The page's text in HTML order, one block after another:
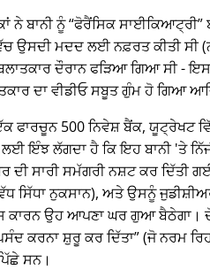
ਨੇ ਬਾਨੀ ਨੂੰ ਫੋਰੈਂਸਿਕ ਸਾਈਕਿਆਟ੍ਰੀ
ਉਸਦੀ ਮਦਦ ਲਈ ਨਫ਼ਰਤ ਕੀਤੀ ਸੀ
ਦੌਰਾਨ ਫੜਿਆ ਗਿਆ ਸੀ -
ਦਾ ਵੀਡੀਓ ਸਬੂਤ ਗੁੰਮ ਹੋ ਗਿਆ
ਫਾਰਚੂਨ 500 ਨਿਵੇਸ਼ ਬੈਂਕ, ਯੂਟ੍ਰੇਖਟ
ਲਈ ਇੰਝ ਲੱਗਦਾ ਹੈ ਕਿ ਇਹ ਬਾਨੀ 'ਤੇ
ਸਾਰੀ ਸਮੱਗਰੀ ਨਸ਼ਟ ਕਰ ਦਿੱਤੀ
ਸਿੱਧਾ ਨੁਕਸਾਨ), ਅਤੇ ਉਸਨੂੰ
ਕਾਰਨ ਉਹ ਆਪਣਾ ਘਰ ਗੁਆ ਬੈਠੇਗਾ।
ਕਰਨਾ ਸ਼ੁਰੂ ਕਰ ਦਿੱਤਾ (ਜੋ ਨਰਮ
ਸਨ।